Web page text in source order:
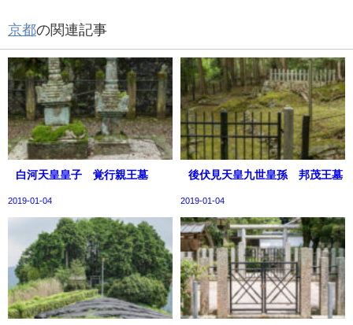
京都の関連記事
白河天皇皇子 覚行親王墓
2019-01-04
後伏見天皇九世皇孫 邦茂王墓
2019-01-04